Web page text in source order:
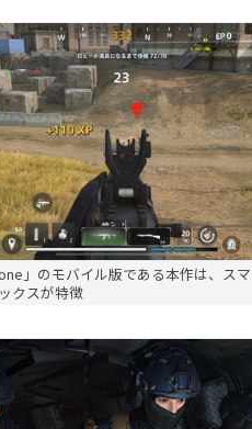
」のモバイル版である本作は、ス
クスが特徴